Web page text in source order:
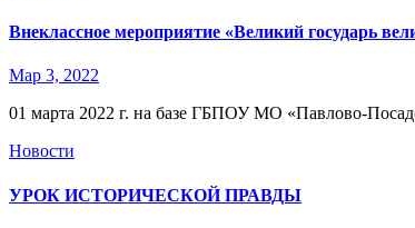
Внеклассное мероприятие «Великий государь
Мар 3, 2022
01 марта 2022 г. на базе ГБПОУ МО «Павлово-
Новости
УРОК ИСТОРИЧЕСКОЙ ПРАВДЫ